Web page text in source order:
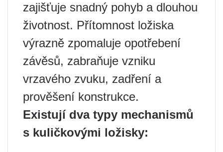
zajišťuje snadný pohyb a dlouhou
životnost. Přítomnost ložiska
výrazně zpomaluje opotřebení
závěsů, zabraňuje vzniku
vrzavého zvuku, zadření a
prověšení konstrukce.
Existují dva typy mechanismů
s kuličkovými ložisky: